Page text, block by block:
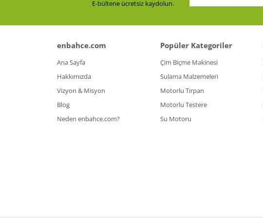
E-bültene ücretsiz kaydolun.
enbahce.com
Ana Sayfa
Hakkımızda
Vizyon & Misyon
Blog
Neden enbahce.com?
Popüler Kategoriler
Çim Biçme Makinesi
Sulama Malzemeleri
Motorlu Tırpan
Motorlu Testere
Su Motoru